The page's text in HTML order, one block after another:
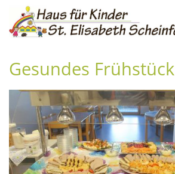
Zum Inhalt springen
Gesundes Frühstück